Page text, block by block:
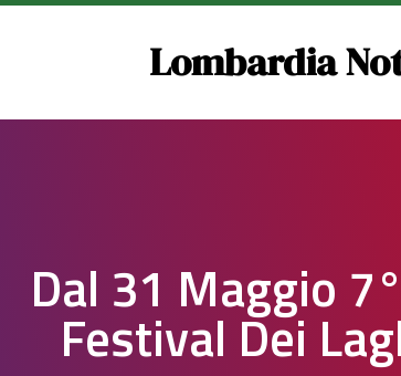
Lombardia
Dal 31 Maggio
Festival Dei